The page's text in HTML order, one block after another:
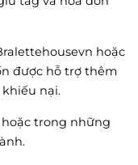
hoặc
được hỗ trợ thêm
nại.
trong những